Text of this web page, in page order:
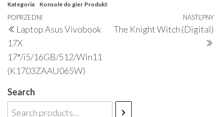
Kategoria Konsole do gier Produkt
Nawigacja
wpisu
Poprzedni
wpis
POPRZEDNI
Laptop Asus Vivobook
17X
17″/i5/16GB/512/Win11
(K1703ZAAU065W)
NASTĘPNY
The Knight Witch (Digital)
Search